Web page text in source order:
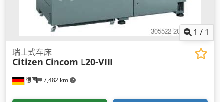
1 / 1
德国 7,482 km
瑞士式车床
Citizen Cincom L20-VIII